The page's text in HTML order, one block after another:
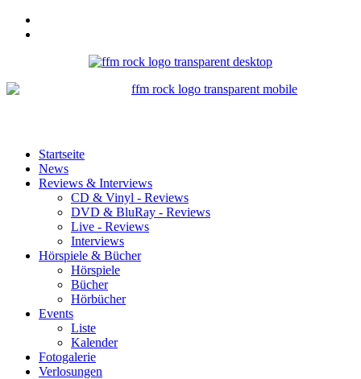
Startseite
News
Reviews & Interviews
CD & Vinyl - Reviews
DVD & BluRay - Reviews
Live - Reviews
Interviews
Hörspiele & Bücher
Hörspiele
Bücher
Hörbücher
Events
Liste
Kalender
Fotogalerie
Verlosungen